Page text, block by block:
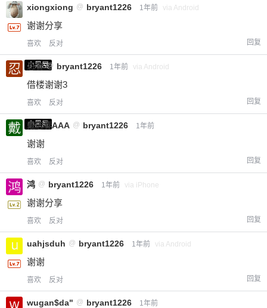
xiongxiong @ bryant1226 1年前 via Android
谢谢分享
喜欢 反对 回复
小黑屋
忍者 @ bryant1226 1年前 via Android
借楼谢谢3
喜欢 反对 回复
小黑屋
戴志春AAA @ bryant1226 1年前
谢谢
喜欢 反对 回复
鸿 @ bryant1226 1年前 via iPhone
谢谢分享
喜欢 反对 回复
uahjsduh @ bryant1226 1年前 via Android
谢谢
喜欢 反对 回复
wugan$da" @ bryant1226 1年前